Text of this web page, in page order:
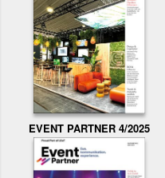
EVENT PARTNER 4/2025